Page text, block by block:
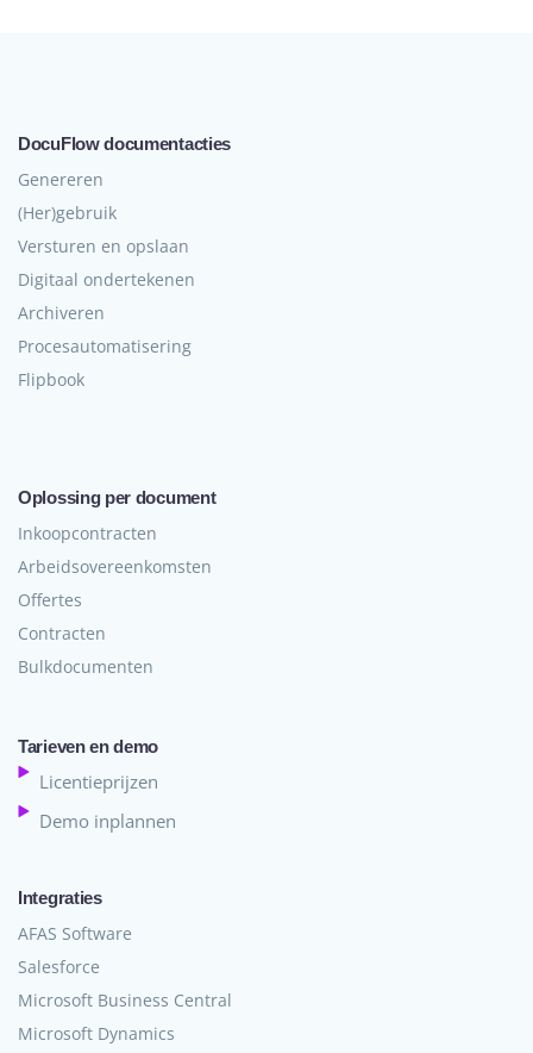
DocuFlow documentacties
Genereren
(Her)gebruik
Versturen en opslaan
Digitaal ondertekenen
Archiveren
Procesautomatisering
Flipbook
Oplossing per document
Inkoopcontracten
Arbeidsovereenkomsten
Offertes
Contracten
Bulkdocumenten
Tarieven en demo
Licentieprijzen
Demo inplannen
Integraties
AFAS Software
Salesforce
Microsoft Business Central
Microsoft Dynamics